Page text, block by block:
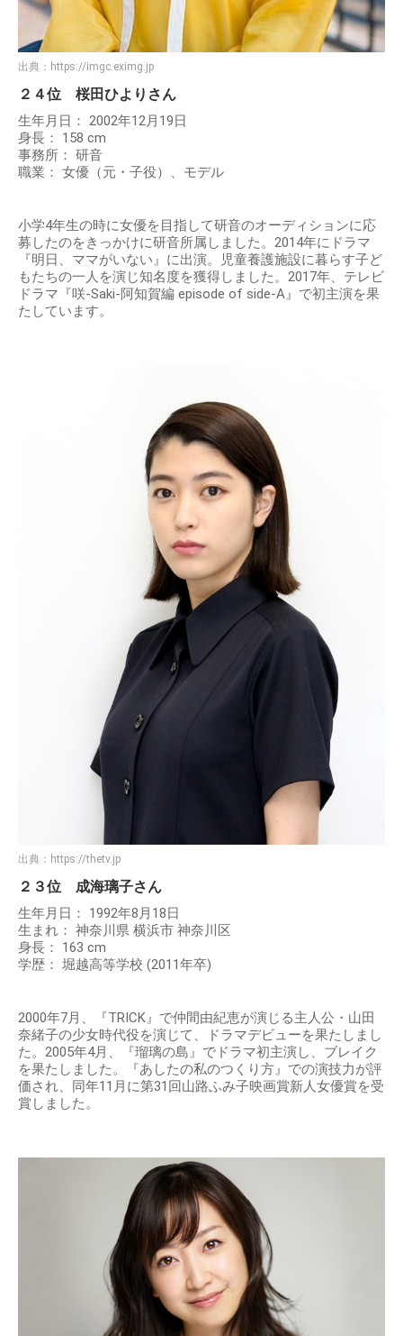
出典： https://imgc.eximg.jp
２４位 桜田ひよりさん
生年月日： 2002年12月19日
身長： 158 cm
事務所： 研音
職業： 女優（元・子役）、モデル
小学4年生の時に女優を目指して研音のオーディションに応
募したのをきっかけに研音所属しました。2014年にドラマ
『明日、ママがいない』に出演。児童養護施設に暮らす子ど
もたちの一人を演じ知名度を獲得しました。2017年、テレビ
ドラマ『咲-Saki-阿知賀編 episode of side-A』で初主演を果
たしています。
出典： https://thetv.jp
２３位 成海璃子さん
生年月日： 1992年8月18日
生まれ： 神奈川県 横浜市 神奈川区
身長： 163 cm
学歴： 堀越高等学校 (2011年卒)
2000年7月、『TRICK』で仲間由紀恵が演じる主人公・山田
奈緒子の少女時代役を演じて、ドラマデビューを果たしまし
た。2005年4月、『瑠璃の島』でドラマ初主演し、ブレイク
を果たしました。『あしたの私のつくり方』での演技力が評
価され、同年11月に第31回山路ふみ子映画賞新人女優賞を受
賞しました。